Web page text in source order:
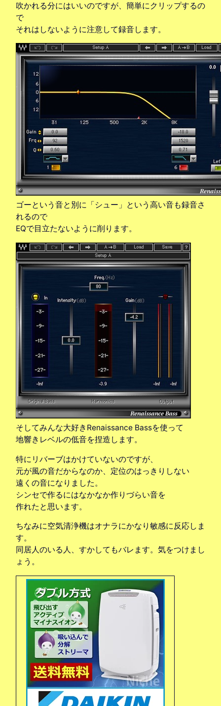
吹かれる分にはいいのですが、簡単にクリップするの
で
それはしないように注意して録音します。
ゴーという音と別に「シュー」という高い音も録音さ
れるので
EQで目立たないように削ります。
そしてみんな大好きRenaissance Bassを使って
地響きレベルの低音を捏造します。
特にリバーブはかけていないのですが、
元が風の音だからなのか、定位のはっきりしない
遠くの音になりました。
シンセで作るにはなかなか作りづらい音を
作れたと思います。
ちなみに空気清浄機はオナラにかなり敏感に反応しま
す。
同居人のいる人、すかしてもバレます。気をつけまし
ょう。